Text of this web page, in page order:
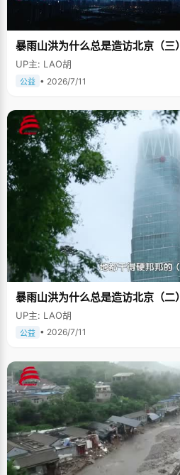
暴雨山洪为什么总是造访北京（三）
UP主: LAO胡
公益 • 2026/7/11
暴雨山洪为什么总是造访北京（二）
UP主: LAO胡
公益 • 2026/7/11